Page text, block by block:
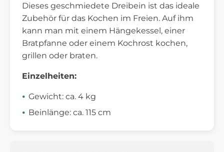
Dieses geschmiedete Dreibein ist das ideale
Zubehör für das Kochen im Freien. Auf ihm
kann man mit einem Hängekessel, einer
Bratpfanne oder einem Kochrost kochen,
grillen oder braten.
Einzelheiten:
Gewicht: ca. 4 kg
Beinlänge: ca. 115 cm